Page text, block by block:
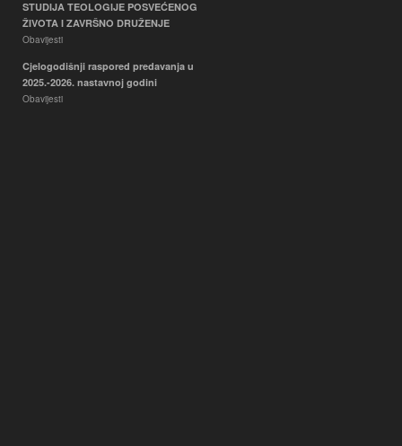
STUDIJA TEOLOGIJE POSVEĆENOG
ŽIVOTA I ZAVRŠNO DRUŽENJE
Obavijesti
Cjelogodišnji raspored predavanja u
2025.-2026. nastavnoj godini
Obavijesti